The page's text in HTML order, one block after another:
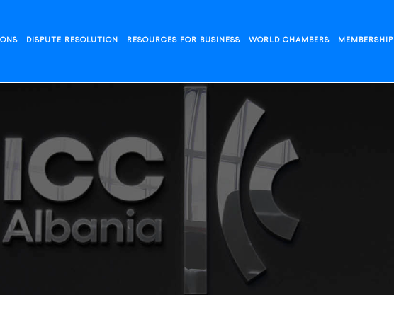
DISPUTE RESOLUTION RESOURCES FOR BUSINESS WORLD CHAMBERS MEMBERSHIP